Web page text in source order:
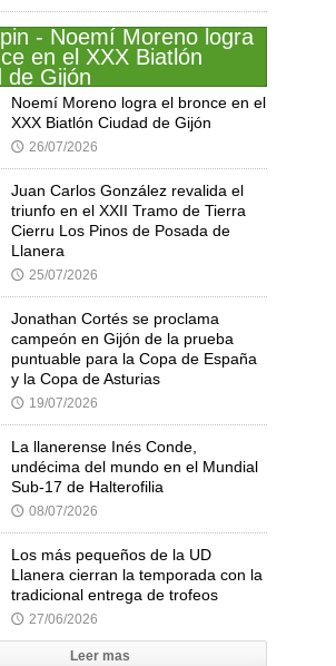
Noemí Moreno logra el bronce en el
XXX Biatlón Ciudad de Gijón
🕔 26/07/2026
Juan Carlos González revalida el
triunfo en el XXII Tramo de Tierra
Cierru Los Pinos de Posada de
Llanera
🕔 25/07/2026
Jonathan Cortés se proclama
campeón en Gijón de la prueba
puntuable para la Copa de España
y la Copa de Asturias
🕔 19/07/2026
La llanerense Inés Conde,
undécima del mundo en el Mundial
Sub-17 de Halterofilia
🕔 08/07/2026
Los más pequeños de la UD
Llanera cierran la temporada con la
tradicional entrega de trofeos
🕔 27/06/2026
Leer mas